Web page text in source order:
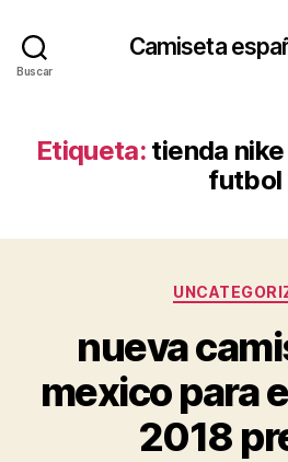
Buscar
Camiseta
Etiqueta: tienda
futbol
nueva
mexico para
2018